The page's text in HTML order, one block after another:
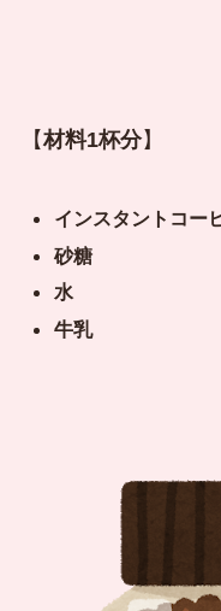
【材料1杯分】
インスタントコ
砂糖
水 大
牛乳